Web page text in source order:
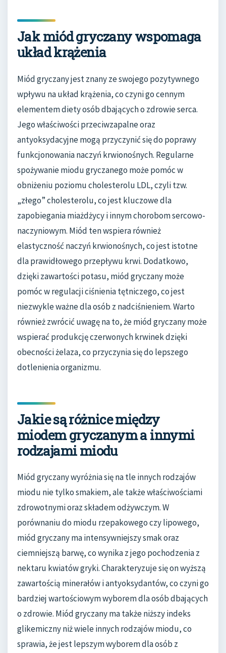
Jak miód gryczany wspomaga
układ krążenia
Miód gryczany jest znany ze swojego pozytywnego
wpływu na układ krążenia, co czyni go cennym
elementem diety osób dbających o zdrowie serca.
Jego właściwości przeciwzapalne oraz
antyoksydacyjne mogą przyczynić się do poprawy
funkcjonowania naczyń krwionośnych. Regularne
spożywanie miodu gryczanego może pomóc w
obniżeniu poziomu cholesterolu LDL, czyli tzw.
„złego” cholesterolu, co jest kluczowe dla
zapobiegania miażdżycy i innym chorobom sercowo-
naczyniowym. Miód ten wspiera również
elastyczność naczyń krwionośnych, co jest istotne
dla prawidłowego przepływu krwi. Dodatkowo,
dzięki zawartości potasu, miód gryczany może
pomóc w regulacji ciśnienia tętniczego, co jest
niezwykle ważne dla osób z nadciśnieniem. Warto
również zwrócić uwagę na to, że miód gryczany może
wspierać produkcję czerwonych krwinek dzięki
obecności żelaza, co przyczynia się do lepszego
dotlenienia organizmu.
Jakie są różnice między
miodem gryczanym a innymi
rodzajami miodu
Miód gryczany wyróżnia się na tle innych rodzajów
miodu nie tylko smakiem, ale także właściwościami
zdrowotnymi oraz składem odżywczym. W
porównaniu do miodu rzepakowego czy lipowego,
miód gryczany ma intensywniejszy smak oraz
ciemniejszą barwę, co wynika z jego pochodzenia z
nektaru kwiatów gryki. Charakteryzuje się on wyższą
zawartością minerałów i antyoksydantów, co czyni go
bardziej wartościowym wyborem dla osób dbających
o zdrowie. Miód gryczany ma także niższy indeks
glikemiczny niż wiele innych rodzajów miodu, co
sprawia, że jest lepszym wyborem dla osób z